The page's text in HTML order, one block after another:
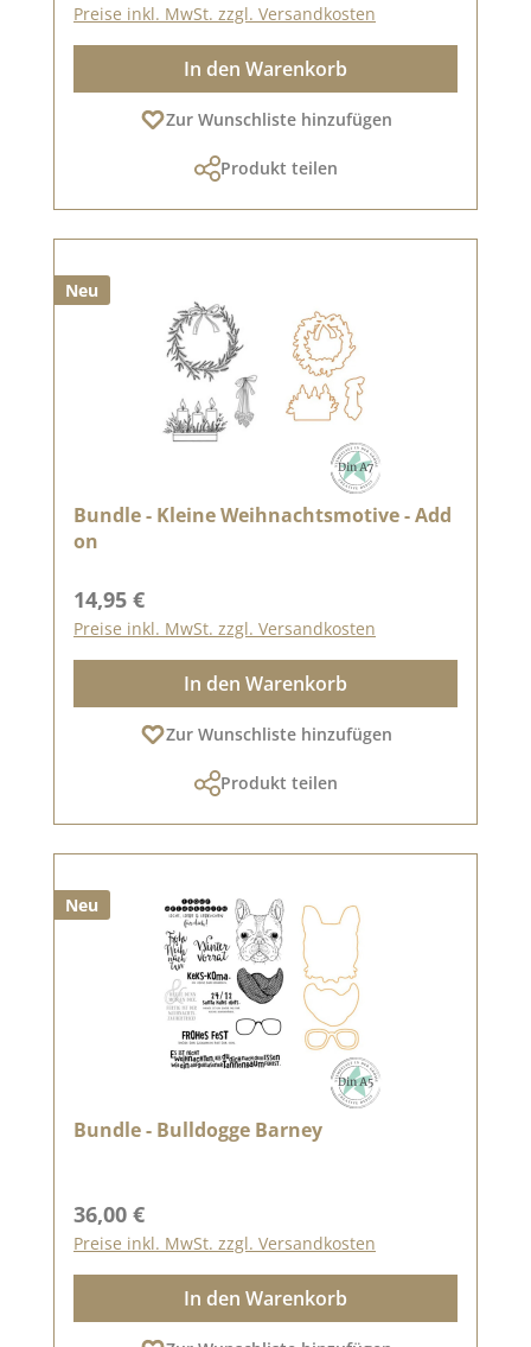
Preise inkl. MwSt. zzgl. Versandkosten
In den Warenkorb
Zur Wunschliste hinzufügen
Produkt teilen
Neu
Bundle - Kleine Weihnachtsmotive - Add
on
Regulärer Preis:
14,95 €
Preise inkl. MwSt. zzgl. Versandkosten
In den Warenkorb
Zur Wunschliste hinzufügen
Produkt teilen
Neu
Bundle - Bulldogge Barney
Regulärer Preis:
36,00 €
Preise inkl. MwSt. zzgl. Versandkosten
In den Warenkorb